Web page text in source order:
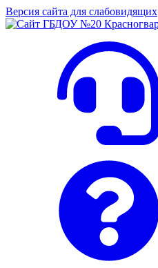
Версия сайта для слабовидящих